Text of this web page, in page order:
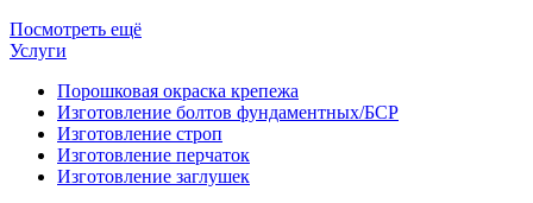
Посмотреть ещё
Услуги
Порошковая окраска крепежа
Изготовление болтов фундаментных/БСР
Изготовление строп
Изготовление перчаток
Изготовление заглушек